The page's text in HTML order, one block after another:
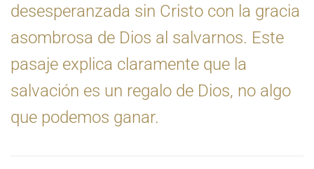
desesperanzada sin Cristo con la gracia
asombrosa de Dios al salvarnos. Este
pasaje explica claramente que la
salvación es un regalo de Dios, no algo
que podemos ganar.